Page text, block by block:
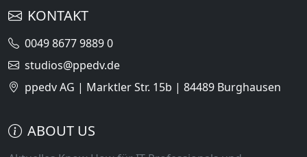
KONTAKT
0049 8677 9889 0
studios@ppedv.de
ppedv AG | Marktler Str. 15b | 84489 Burghausen
ABOUT US